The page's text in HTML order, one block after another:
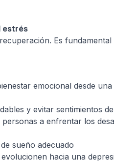
estrés
Es fundamental
emocional desde
y evitar sentimientos
a enfrentar los
sueño adecuado
hacia una